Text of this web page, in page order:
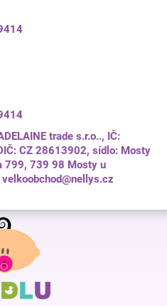
trade s.r.o.., IČ:
CZ 28613902, sídlo: Mosty
799, 739 98 Mosty u